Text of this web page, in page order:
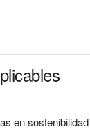
en